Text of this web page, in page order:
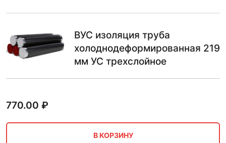
ВУС изоляция труба
холоднодеформированная 219
мм УС трехслойное
770.00 ₽
В КОРЗИНУ